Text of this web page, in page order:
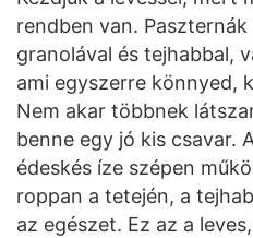
rendben van.
granolával és tejhabbal,
ami egyszerre könnyed,
Nem akar többnek
benne egy jó kis csavar.
édeskés íze szépen
roppan a tetején, a
az egészet. Ez az a